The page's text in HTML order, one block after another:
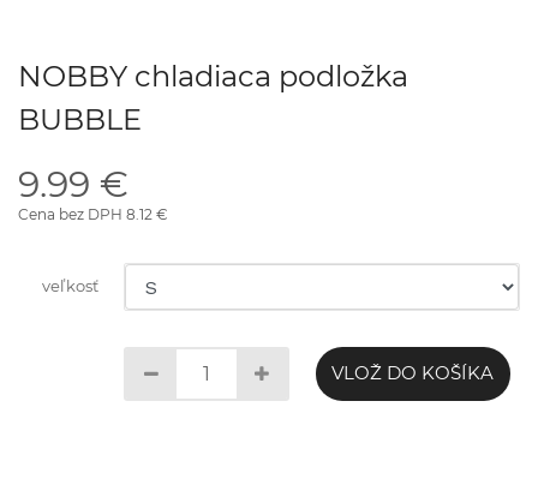
NOBBY chladiaca podložka
BUBBLE
9.99 €
Cena bez DPH 8.12 €
veľkosť
VLOŽ DO KOŠÍKA